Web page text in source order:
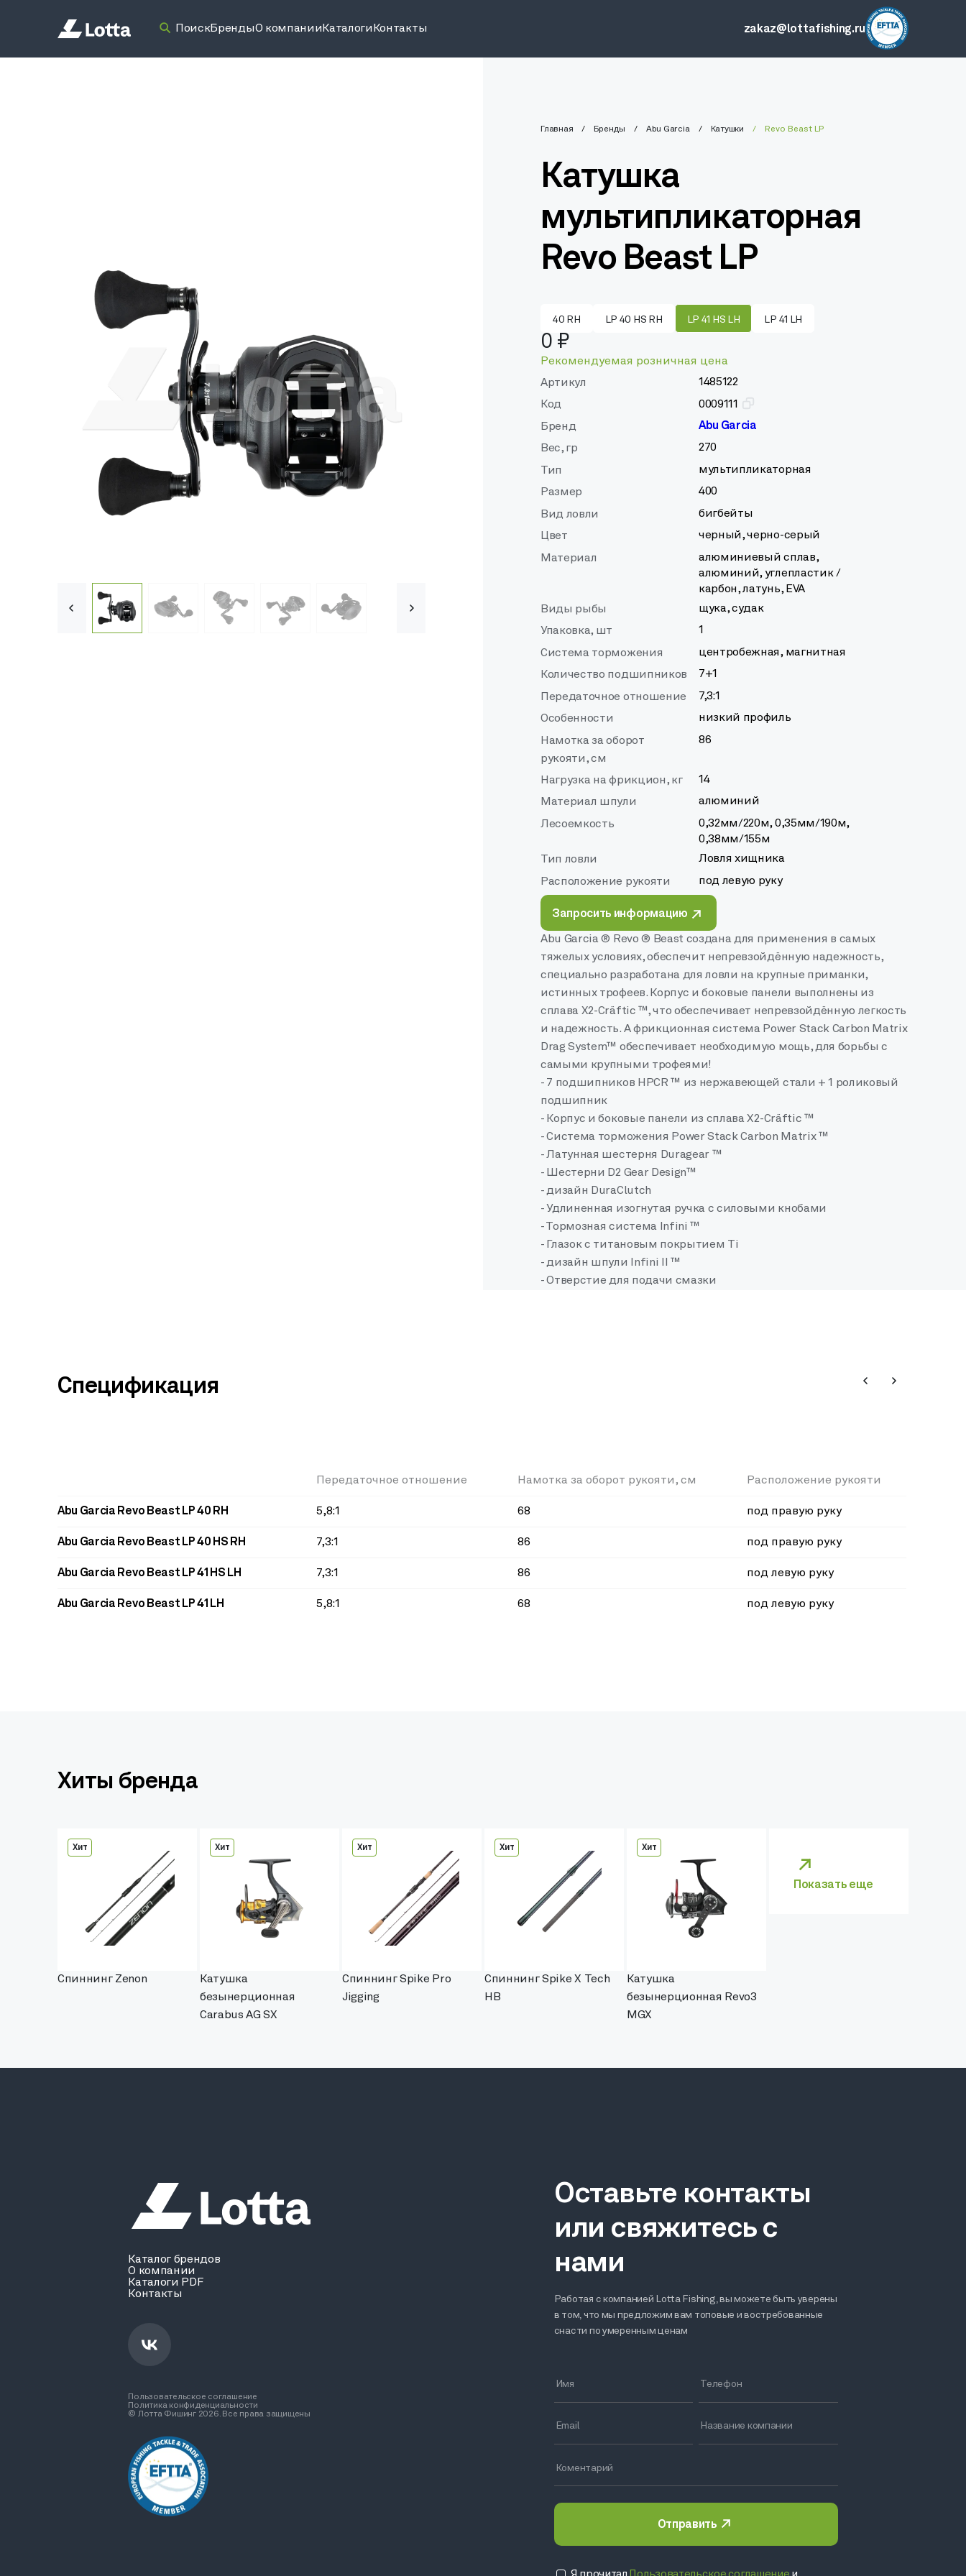
ПоискБрендыО компании Каталоги Контакты zakaz@lottafishing.ru
Главная Бренды Abu Garcia Катушки Revo Beast LP
Катушка
мультипликаторная
Revo Beast LP
40 RH LP 40 HS RH LP 41 HS LH LP 41 LH
0 ₽
Рекомендуемая розничная цена
Артикул
1485122
Код
0009111
Бренд
Abu Garcia
Вес, гр
270
Тип
мультипликаторная
Размер
400
Вид ловли
бигбейты
Цвет
черный, черно-серый
Материал
алюминиевый сплав,
алюминий, углепластик /
карбон, латунь, EVA
Виды рыбы
щука, судак
Упаковка, шт
1
Система торможения
центробежная, магнитная
Количество подшипников
7+1
Передаточное отношение
7,3:1
Особенности
низкий профиль
Намотка за оборот
рукояти, см
86
Нагрузка на фрикцион, кг
14
Материал шпули
алюминий
Лесоемкость
0,32мм/220м, 0,35мм/190м,
0,38мм/155м
Тип ловли
Ловля хищника
Расположение рукояти
под левую руку
Запросить информацию
Abu Garcia ® Revo ® Beast создана для применения в самых
тяжелых условиях, обеспечит непревзойдённую надежность,
специально разработана для ловли на крупные приманки,
истинных трофеев. Корпус и боковые панели выполнены из
сплава X2-Cräftic ™, что обеспечивает непревзойдённую легкость
и надежность. А фрикционная система Power Stack Carbon Matrix
Drag System™ обеспечивает необходимую мощь, для борьбы с
самыми крупными трофеями!
- 7 подшипников HPCR ™ из нержавеющей стали + 1 роликовый
подшипник
- Корпус и боковые панели из сплава X2-Cräftic ™
- Система торможения Power Stack Carbon Matrix ™
- Латунная шестерня Duragear ™
- Шестерни D2 Gear Design™
- дизайн DuraClutch
- Удлиненная изогнутая ручка с силовыми кнобами
- Тормозная система Infini ™
- Глазок с титановым покрытием Ti
- дизайн шпули Infini II ™
- Отверстие для подачи смазки
Спецификация
Передаточное отношение Намотка за оборот рукояти, см Расположение рукояти
Abu Garcia Revo Beast LP 40 RH 5,8:1 68 под правую руку
Abu Garcia Revo Beast LP 40 HS RH 7,3:1 86 под правую руку
Abu Garcia Revo Beast LP 41 HS LH 7,3:1 86 под левую руку
Abu Garcia Revo Beast LP 41 LH 5,8:1 68 под левую руку
Хиты бренда
Хит
Спиннинг Zenon
Хит
Катушка
безынерционная
Carabus AG SX
Хит
Спиннинг Spike Pro
Jigging
Хит
Спиннинг Spike X Tech
HB
Хит
Катушка
безынерционная Revo3
MGX
Показать еще
Каталог брендов
О компании
Каталоги PDF
Контакты
Пользовательское соглашение
Политика конфиденциальности
© Лотта Фишинг 2026. Все права защищены
Оставьте контакты
или свяжитесь с
нами
Работая с компанией Lotta Fishing, вы можете быть уверены
в том, что мы предложим вам топовые и востребованные
снасти по умеренным ценам
Отправить